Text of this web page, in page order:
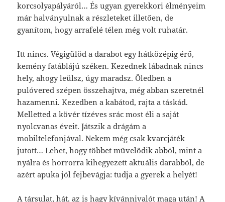
korcsolyapályáról… És ugyan gyerekkori élményeim
már halványulnak a részleteket illetően, de
gyanítom, hogy arrafelé télen még volt ruhatár.
Itt nincs. Végigülöd a darabot egy hátközépig érő,
kemény fatáblájú széken. Kezednek lábadnak nincs
hely, ahogy leülsz, úgy maradsz. Öledben a
pulóvered szépen összehajtva, még abban szeretnél
hazamenni. Kezedben a kabátod, rajta a táskád.
Melletted a kövér tízéves srác most éli a saját
nyolcvanas éveit. Játszik a drágám a
mobiltelefonjával. Nekem még csak kvarcjáték
jutott… Lehet, hogy többet művelődik abból, mint a
nyálra és horrorra kihegyezett aktuális darabból, de
azért apuka jól fejbevágja: tudja a gyerek a helyét!
A társulat, hát, az is hagy kívánnivalót maga után! A